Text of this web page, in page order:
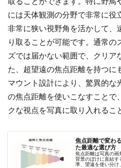
には天体観測の分野で非常に役
非常に狭い視野角を活かして、
り取ることが可能です。通常の
ズでは届かない範囲で、クリア
た、超望遠の焦点距離を持つに
マウント設計により、驚異的な
の焦点距離を使いこなすことで
クな視点を写真に取り入れるこ
焦点距離で変わ
た最適な選び方
焦点距離は写真の画
背景のぼけに直結す
準、望遠を使い分け